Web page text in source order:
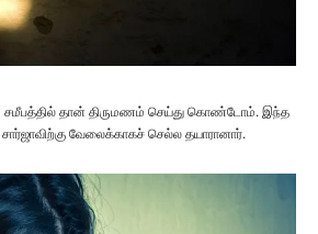
சமீபத்தில் தான் திருமணம் செய்து கொண்டோம். இந்த
வேலைக்காகச் செல்ல தயாரானார்.